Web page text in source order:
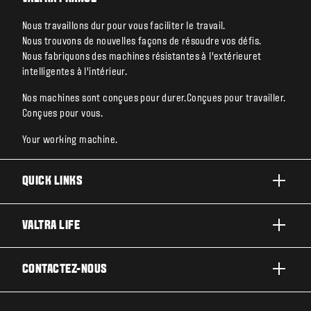
Nous travaillons dur pour vous faciliter le travail.
Nous trouvons de nouvelles façons de résoudre vos défis.
Nous fabriquons des machines résistantes à l’extérieuret
intelligentes à l’intérieur.
Nos machines sont conçues pour durer.Conçues pour travailler.
Conçues pour vous.
Your working machine.
QUICK LINKS
TECHNOLOGIES
VALTRA LIFE
CONTACTEZ-NOUS